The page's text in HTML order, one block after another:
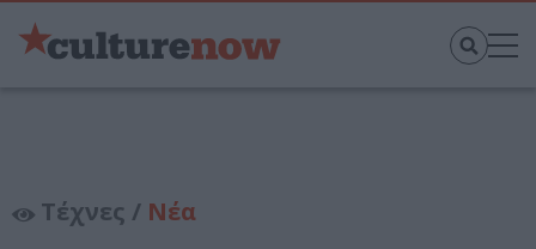
Τέχνες / Νέα